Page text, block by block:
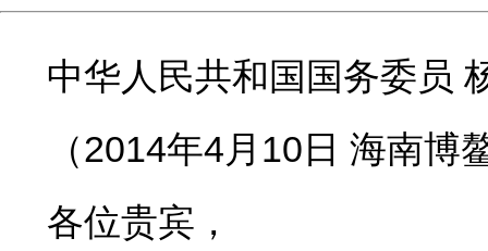
中华人民共和国国务委员
（2014年4月10日 海南博
各位贵宾，